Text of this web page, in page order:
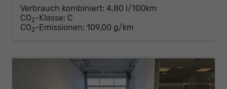
Verbrauch kombiniert: 4,80 l/100km
CO2-Klasse: C
CO2-Emissionen: 109,00 g/km